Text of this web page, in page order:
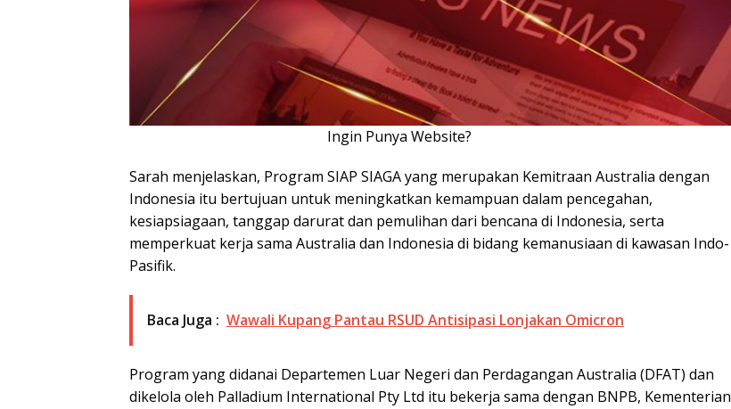
Ingin Punya Website?
Sarah menjelaskan, Program SIAP SIAGA yang merupakan Kemitraan Australia dengan
Indonesia itu bertujuan untuk meningkatkan kemampuan dalam pencegahan,
kesiapsiagaan, tanggap darurat dan pemulihan dari bencana di Indonesia, serta
memperkuat kerja sama Australia dan Indonesia di bidang kemanusiaan di kawasan Indo-
Pasifik.
Baca Juga : Wawali Kupang Pantau RSUD Antisipasi Lonjakan Omicron
Program yang didanai Departemen Luar Negeri dan Perdagangan Australia (DFAT) dan
dikelola oleh Palladium International Pty Ltd itu bekerja sama dengan BNPB, Kementerian